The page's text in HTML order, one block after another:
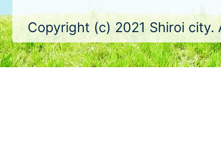
Copyright (c) 2021 Shiroi city.